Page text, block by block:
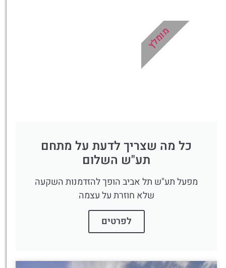
כל מה שצריך לדעת על מתחם
תע"ש השלום
מפעל תע"ש תל אביב הופך להזדמנות השקעה
שלא חוזרת על עצמה
לפרטים
מומלץ